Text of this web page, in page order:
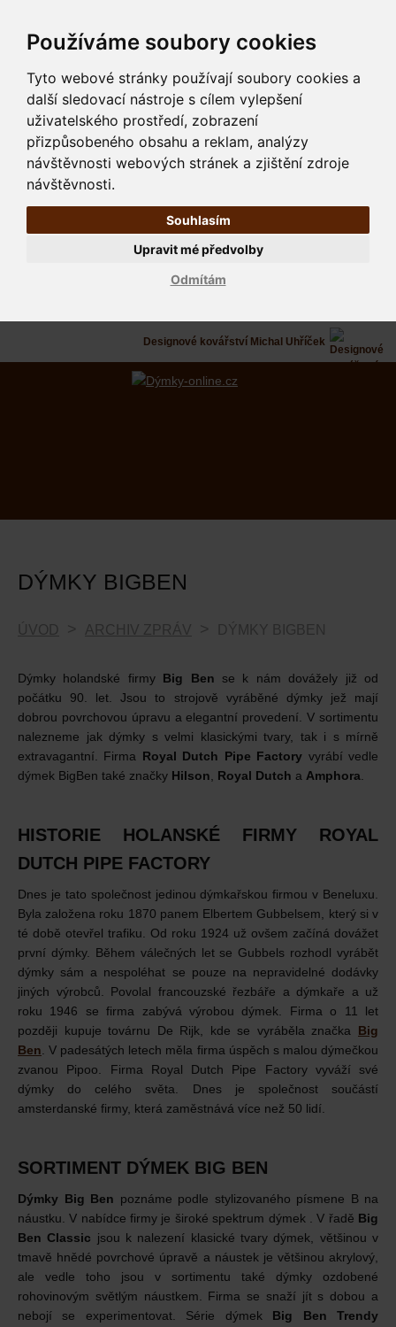
Používáme soubory cookies
Tyto webové stránky používají soubory cookies a
další sledovací nástroje s cílem vylepšení
uživatelského prostředí, zobrazení
přizpůsobeného obsahu a reklam, analýzy
návštěvnosti webových stránek a zjištění zdroje
návštěvnosti.
Souhlasím
Odmítám
Upravit mé předvolby
Designové kovářství Michal Uhříček
DÝMKY BIGBEN
ÚVOD ARCHIV ZPRÁV DÝMKY BIGBEN
Dýmky holandské firmy Big Ben se k nám dovážely již od
počátku 90. let. Jsou to strojově vyráběné dýmky jež mají
dobrou povrchovou úpravu a elegantní provedení. V sortimentu
nalezneme jak dýmky s velmi klasickými tvary, tak i s mírně
extravagantní. Firma Royal Dutch Pipe Factory vyrábí vedle
dýmek BigBen také značky Hilson Royal Dutch a Amphora
HISTORIE HOLANSKÉ FIRMY ROYAL
DUTCH PIPE FACTORY
Dnes je tato společnost jedinou dýmkařskou firmou v Beneluxu.
Byla založena roku 1870 panem Elbertem Gubbelsem, který si v
té době otevřel trafiku. Od roku 1924 už ovšem začíná dovážet
první dýmky. Během válečných let se Gubbels rozhodl vyrábět
dýmky sám a nespoléhat se pouze na nepravidelné dodávky
jiných výrobců. Povolal francouzské řezbáře a dýmkaře a už
roku 1946 se firma zabývá výrobou dýmek. Firma o 11 let
později kupuje továrnu De Rijk, kde se vyráběla značka Big
Ben . V padesátých letech měla firma úspěch s malou dýmečkou
zvanou Pipoo. Firma Royal Dutch Pipe Factory vyváží své
dýmky do celého světa. Dnes je společnost součástí
amsterdanské firmy, která zaměstnává více než 50 lidí.
SORTIMENT DÝMEK BIG BEN
Dýmky Big Ben poznáme podle stylizovaného písmene B na
náustku. V nabídce firmy je široké spektrum dýmek . V řadě Big
Ben Classic jsou k nalezení klasické tvary dýmek, většinou v
tmavě hnědé povrchové úpravě a náustek je většinou akrylový,
ale vedle toho jsou v sortimentu také dýmky ozdobené
rohovinovým světlým náustkem. Firma se snaží jít s dobou a
nebojí se experimentovat. Série dýmek Big Ben Trendy